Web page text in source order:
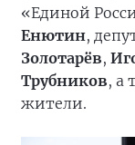
«Единой
Енютин,
Золотарёв,
Трубников, а
жители.